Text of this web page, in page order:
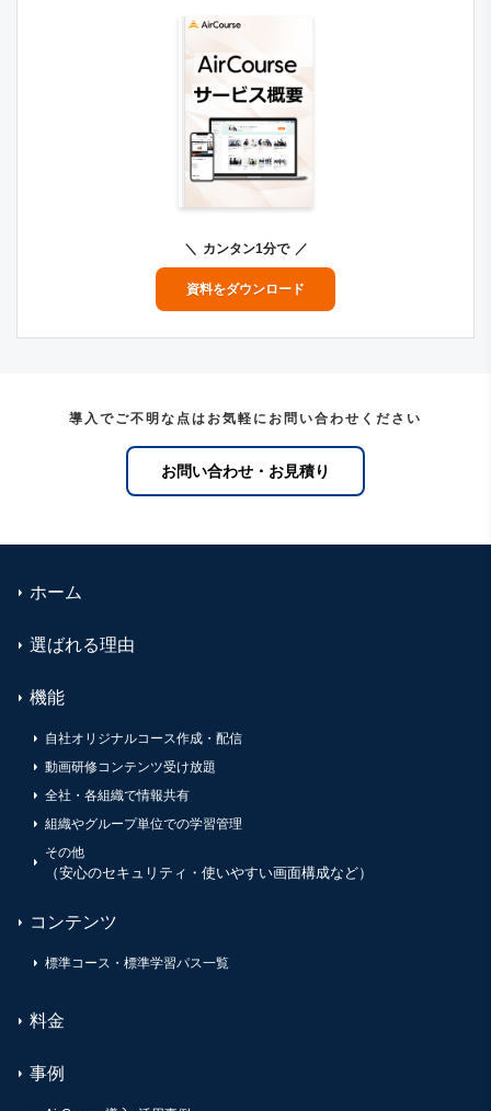
カンタン1分で
資料をダウンロード
導入でご不明な点はお気軽にお問い合わせください
お問い合わせ・お見積り
ホーム
選ばれる理由
機能
自社オリジナルコース作成・配信
動画研修コンテンツ受け放題
全社・各組織で情報共有
組織やグループ単位での学習管理
その他
（安心のセキュリティ・使いやすい画面構成など）
コンテンツ
標準コース・標準学習パス一覧
料金
事例